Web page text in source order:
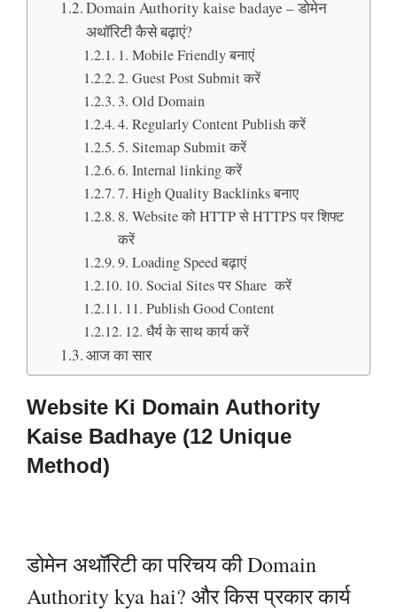
Domain Authority kaise badaye – डोमेन
अथॉरिटी कैसे बढ़ाएं?
1. Mobile Friendly बनाएं
2. Guest Post Submit करें
3. Old Domain
4. Regularly Content Publish करें
5. Sitemap Submit करें
6. Internal linking करें
7. High Quality Backlinks बनाए
8. Website को HTTP से HTTPS पर शिफ्ट
करें
9. Loading Speed बढ़ाएं
10. Social Sites पर Share करें
11. Publish Good Content
12. धैर्य के साथ कार्य करें
आज का सार
Website Ki Domain Authority
Kaise Badhaye (12 Unique
Method)
डोमेन अथॉरिटी का परिचय की Domain
Authority kya hai? और किस प्रकार कार्य